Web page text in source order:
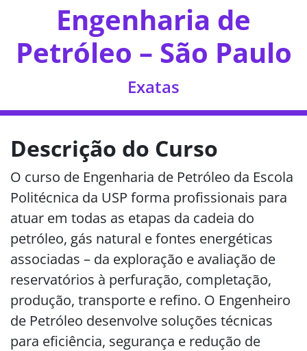
Engenharia de
Petróleo – São Paulo
Exatas
Descrição do Curso
O curso de Engenharia de Petróleo da Escola
Politécnica da USP forma profissionais para
atuar em todas as etapas da cadeia do
petróleo, gás natural e fontes energéticas
associadas – da exploração e avaliação de
reservatórios à perfuração, completação,
produção, transporte e refino. O Engenheiro
de Petróleo desenvolve soluções técnicas
para eficiência, segurança e redução de